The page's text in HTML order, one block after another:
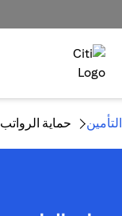
التأمين حماية الرواتب